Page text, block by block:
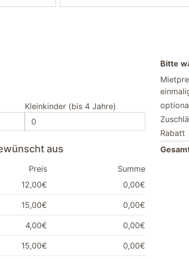
Kleinkinder (bis 4 Jahre)
aus
Preis
Summe
12,00€ 0,00€
15,00€ 0,00€
4,00€ 0,00€
15,00€ 0,00€
Bitte
Rabatt